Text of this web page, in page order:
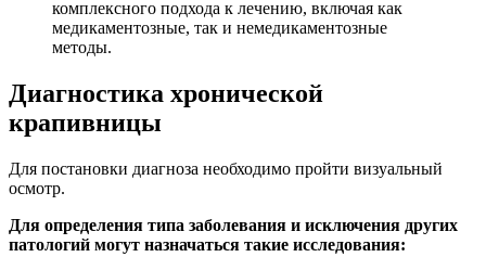
комплексного подхода к лечению, включая как
медикаментозные, так и немедикаментозные
методы.
Диагностика хронической
крапивницы
Для постановки диагноза необходимо пройти визуальный
осмотр.
Для определения типа заболевания и исключения других
патологий могут назначаться такие исследования: